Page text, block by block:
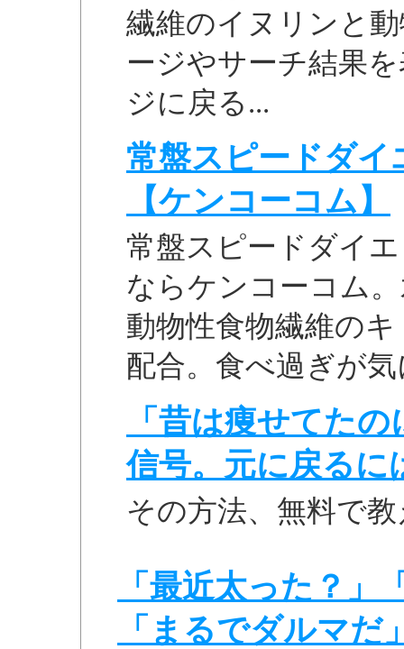
繊維のイヌリンと
ージやサーチ結果
ジに戻る...
常盤スピードダイ
【ケンコーコム】
常盤スピードダイ
ならケンコーコム
動物性食物繊維の
配合。食べ過ぎが
「昔は痩せてた
信号。元に戻るに
その方法、無料で
「最近太った？
「まるでダルマだ